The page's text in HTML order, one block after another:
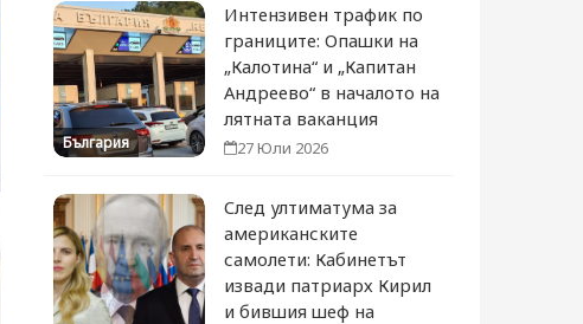
България
Интензивен трафик по
границите: Опашки на
„Калотина“ и „Капитан
Андреево“ в началото на
лятната ваканция
27 Юли 2026
След ултиматума за
американските
самолети: Кабинетът
извади патриарх Кирил
и бившия шеф на